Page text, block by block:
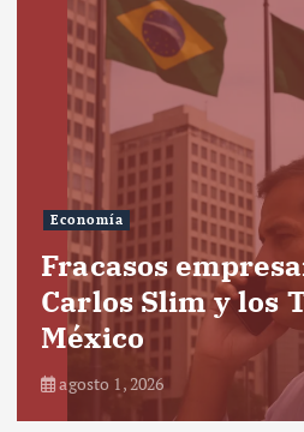
Economía
Fracasos
Carlos Slim y los
México
agosto 1, 2026